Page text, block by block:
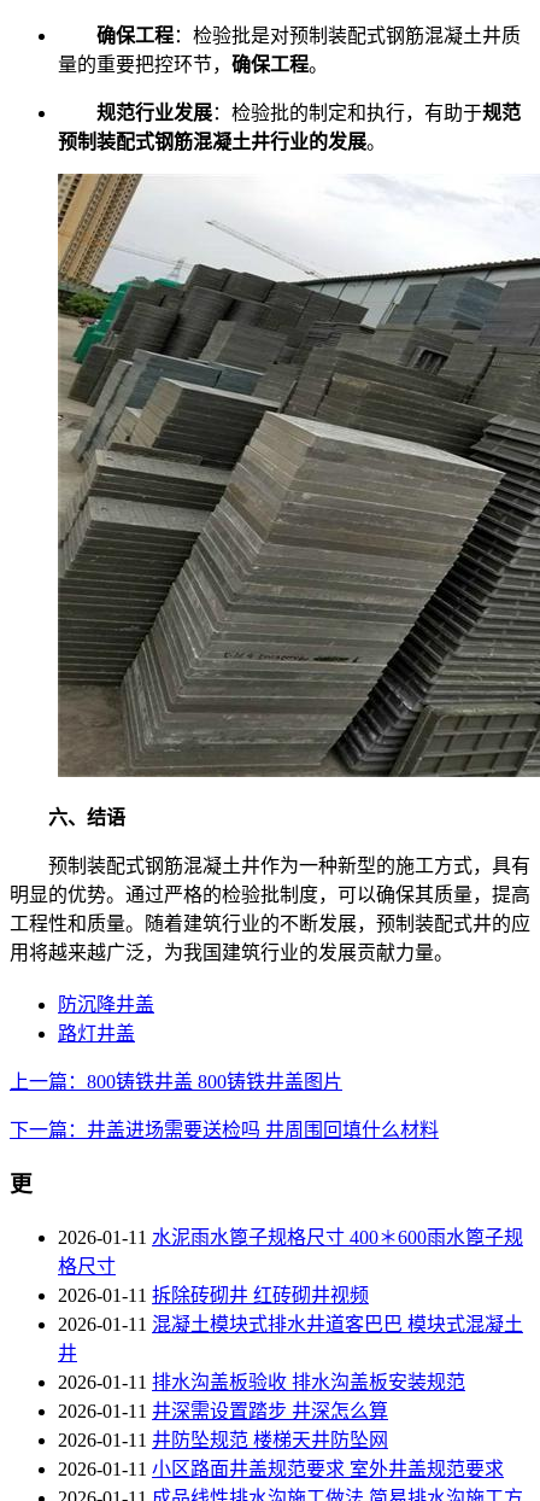
确保工程：检验批是对预制装配式钢筋混凝土井质
量的重要把控环节， 确保工程。
规范行业发展：检验批的制定和执行，有助于规范
预制装配式钢筋混凝土井行业的发展。
六、结语
预制装配式钢筋混凝土井作为一种新型的施工方式，具有
明显的优势。通过严格的检验批制度，可以确保其质量，提高
工程性和质量。随着建筑行业的不断发展，预制装配式井的应
用将越来越广泛，为我国建筑行业的发展贡献力量。
防沉降井盖
路灯井盖
上一篇：800铸铁井盖 800铸铁井盖图片
下一篇：井盖进场需要送检吗 井周围回填什么材料
更
2026-01-11 水泥雨水篦子规格尺寸 400＊600雨水篦子规
格尺寸
2026-01-11 拆除砖砌井 红砖砌井视频
2026-01-11 混凝土模块式排水井道客巴巴 模块式混凝土
井
2026-01-11 排水沟盖板验收 排水沟盖板安装规范
2026-01-11 井深需设置踏步 井深怎么算
2026-01-11 井防坠规范 楼梯天井防坠网
2026-01-11 小区路面井盖规范要求 室外井盖规范要求